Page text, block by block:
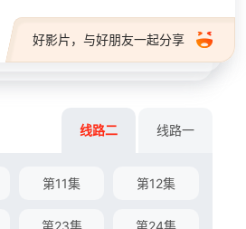
好影片，与好朋友一起分享
线路二 线路一
第11集 第12集
第23集 第24集